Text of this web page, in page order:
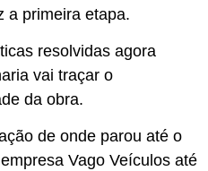
a primeira etapa.
resolvidas agora
vai traçar o
da obra.
de onde parou até o
Vago Veículos até